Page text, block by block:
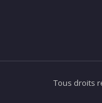
Tous droits